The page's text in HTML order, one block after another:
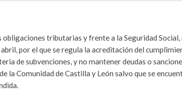
obligaciones tributarias y frente a la Seguridad
por el que se regula la acreditación del
de subvenciones, y no mantener deudas o
la Comunidad de Castilla y León salvo que se